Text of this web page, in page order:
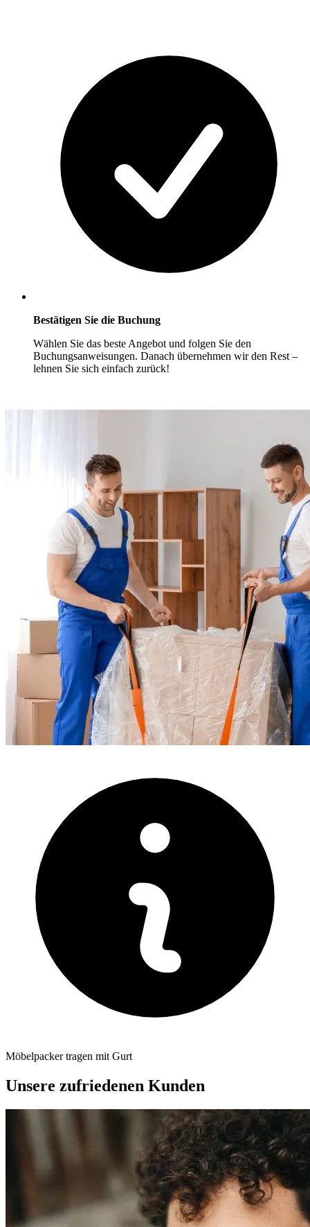
Bestätigen Sie die Buchung
Wählen Sie das beste Angebot und folgen Sie den
Buchungsanweisungen. Danach übernehmen wir den Rest –
lehnen Sie sich einfach zurück!
Möbelpacker tragen mit Gurt
Unsere zufriedenen Kunden